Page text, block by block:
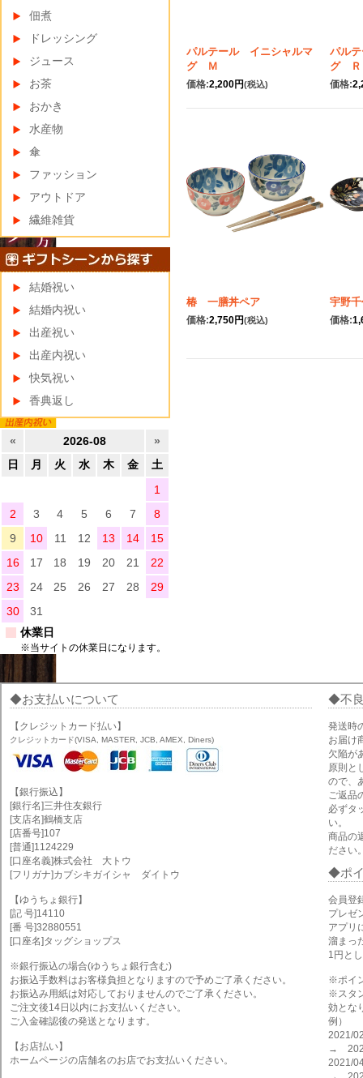
パルテール イニシャルマ
グ Ｍ
価格:2,200円(税込)
パル
グ Ｒ
価格:
椿 一膳丼ペア
価格:2,750円(税込)
宇野
価格:
佃煮
ドレッシング
ジュース
お茶
おかき
水産物
傘
ファッション
アウトドア
繊維雑貨
結婚祝い
結婚内祝い
出産祝い
出産内祝い
快気祝い
香典返し
« 2026-08
»
日
月 火 水 木 金
土
1
2
3 4 5 6 7
8
9
10 11 12 13 14
15
16
17 18 19 20 21
22
23
24 25 26 27 28
29
30
31
休業日
※当サイトの休業日になります。
お支払いについて
【クレジットカード払い】
クレジットカード(VISA, MASTER, JCB, AMEX, Diners)
【銀行振込】
[銀行名]三井住友銀行
[支店名]鶴橋支店
[店番号]107
[普通]1124229
[口座名義]株式会社 大トウ
[フリガナ]カブシキガイシャ ダイトウ
【ゆうちょ銀行】
[記 号]14110
[番 号]32880551
[口座名]タッグショップス
※銀行振込の場合(ゆうちょ銀行含む)
お振込手数料はお客様負担となりますので予めご了承ください。
お振込み用紙は対応しておりませんのでご了承ください。
ご注文後14日以内にお支払いください。
ご入金確認後の発送となります。
【お店払い】
ホームページの店舗名のお店でお支払いください。
不
発送時
お届け
欠陥が
原則と
ので、
ご返品
必ずタ
い。
商品の
ださい
ポ
会員登
プレゼ
アプリ
溜まっ
1円と
※ポイ
※スタ
効とな
例）
2021/
→
2021/